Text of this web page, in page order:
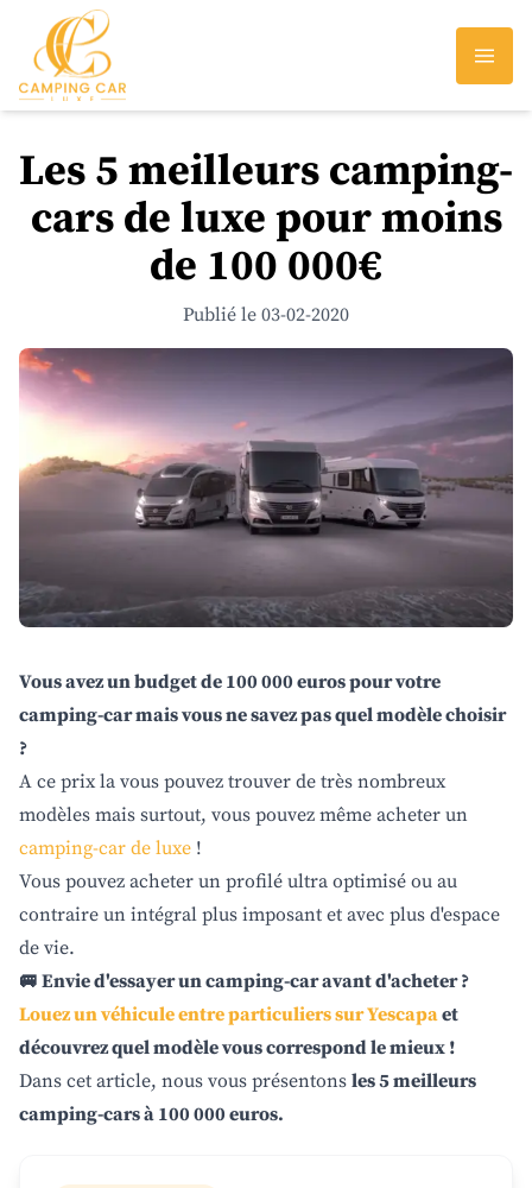
Les 5 meilleurs camping-
cars de luxe pour moins
de 100 000€
Publié le 03-02-2020
Vous avez un budget de 100 000 euros pour votre
camping-car mais vous ne savez pas quel modèle choisir
?
A ce prix la vous pouvez trouver de très nombreux
modèles mais surtout, vous pouvez même acheter un
camping-car de luxe !
Vous pouvez acheter un profilé ultra optimisé ou au
contraire un intégral plus imposant et avec plus d'espace
de vie.
🚐 Envie d'essayer un camping-car avant d'acheter ?
Louez un véhicule entre particuliers sur Yescapaet
découvrez quel modèle vous correspond le mieux !
Dans cet article, nous vous présentons les 5 meilleurs
camping-cars à 100 000 euros.